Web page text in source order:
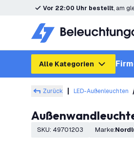
Vor 22:00 Uhr bestellt, am
Alle Kategorien
Zurück LED-Außenleuchten
SKU: 49701203 Marke: